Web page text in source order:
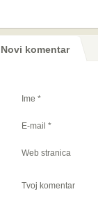
Novi komentar
Ime *
E-mail *
Web stranica
Tvoj komentar